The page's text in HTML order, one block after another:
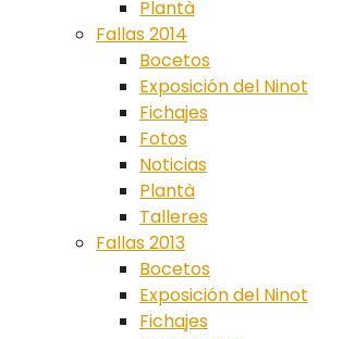
Plantà
Fallas 2014
Bocetos
Exposición del Ninot
Fichajes
Fotos
Noticias
Plantà
Talleres
Fallas 2013
Bocetos
Exposición del Ninot
Fichajes